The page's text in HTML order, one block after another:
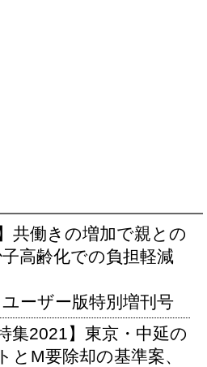
共働きの増加で親との
高齢化での負担軽減
ユーザー版特別増刊号
集2021】東京・中延の
とM要除却の基準案、